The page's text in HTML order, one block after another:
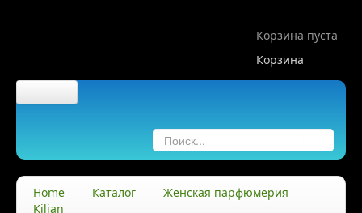
Корзина пуста
Корзина
О нас
Home Каталог
Женская парфюмерия
Kilian